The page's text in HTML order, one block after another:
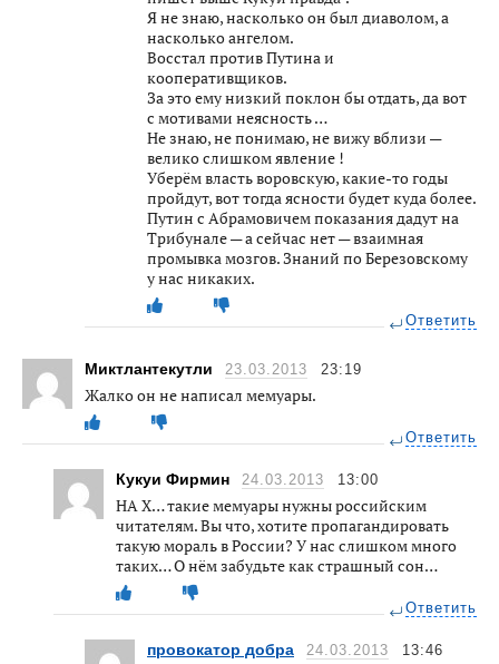
Я не знаю, насколько он был диаволом, а
насколько ангелом.
Восстал против Путина и
кооперативщиков.
За это ему низкий поклон бы отдать, да вот
с мотивами неясность …
Не знаю, не понимаю, не вижу вблизи —
велико слишком явление !
Уберём власть воровскую, какие-то годы
пройдут, вот тогда ясности будет куда более.
Путин с Абрамовичем показания дадут на
Трибунале — а сейчас нет — взаимная
промывка мозгов. Знаний по Березовскому
у нас никаких.
Ответить
Миктлантекутли 23.03.2013 23:19
Жалко он не написал мемуары.
Ответить
Кукуи Фирмин 24.03.2013 13:00
НА Х… такие мемуары нужны российским
читателям. Вы что, хотите пропагандировать
такую мораль в России? У нас слишком много
таких… О нём забудьте как страшный сон…
Ответить
провокатор добра 24.03.2013 13:46